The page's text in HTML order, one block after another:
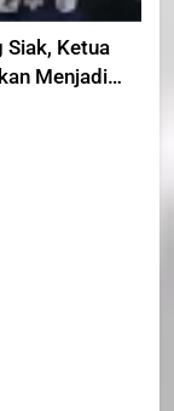
Siak, Ketua
Menjadi